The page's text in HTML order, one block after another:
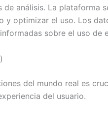
análisis. La plataforma
optimizar el uso. Los
sobre el uso de
del mundo real es
del usuario.